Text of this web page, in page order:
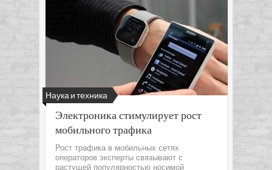
Наука и техника
Электроника стимулирует рост
мобильного трафика
Рост трафика в мобильных сетях
операторов эксперты связывают с
растущей популярностью носимой